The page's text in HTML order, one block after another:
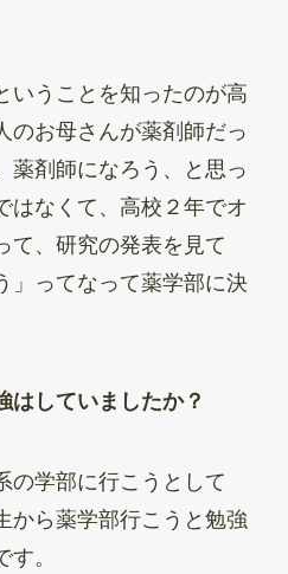
うことを知ったのが高
のお母さんが薬剤師だっ
薬剤師になろう、と思っ
はなくて、高校２年でオ
て、研究の発表を見て
」ってなって薬学部に決
していましたか？
学部に行こうとして
から薬学部行こうと勉強
。